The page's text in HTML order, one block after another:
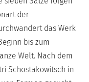
der
das Werk
bis zum
Welt. Nach dem
Schostakowitsch in